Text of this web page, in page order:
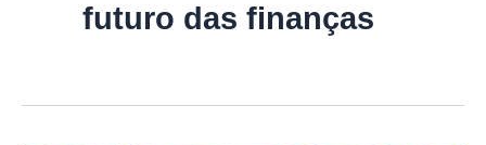
futuro das finanças